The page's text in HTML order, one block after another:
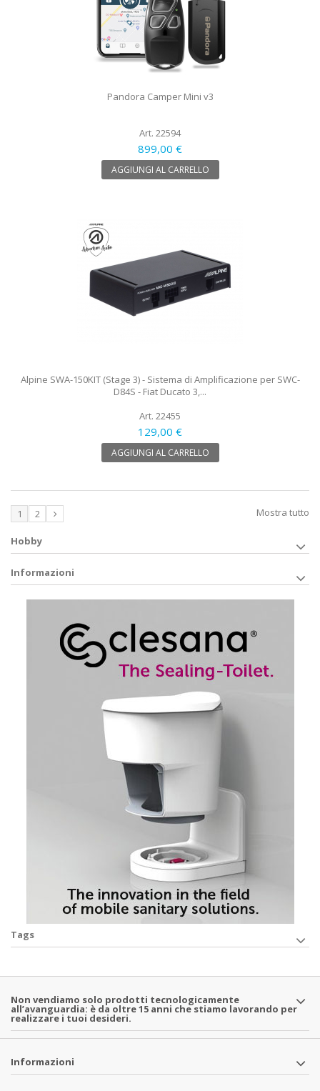
Pandora Camper Mini v3
Art. 22594
899,00 €
AGGIUNGI AL CARRELLO
Alpine SWA-150KIT (Stage 3) - Sistema di Amplificazione per SWC-
D84S - Fiat Ducato 3,...
Art. 22455
129,00 €
AGGIUNGI AL CARRELLO
Mostra tutto
1 2
Hobby
Informazioni
Tags
Non vendiamo solo prodotti tecnologicamente
all’avanguardia: è da oltre 15 anni che stiamo lavorando per
realizzare i tuoi desideri.
Informazioni